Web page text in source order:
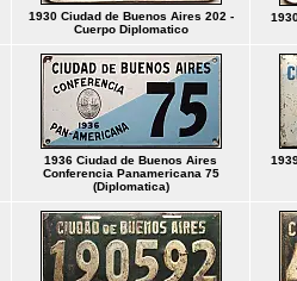
1930 Ciudad de Buenos Aires 202 -
Cuerpo Diplomatico
1936 Ciudad de Buenos Aires
Conferencia Panamericana 75
(Diplomatica)